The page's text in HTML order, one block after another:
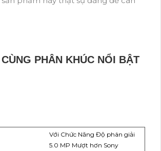
PHÂN KHÚC NỔI BẬT
Với Chức Năng Độ phân giải
5.0 MP Mượt hơn Sony